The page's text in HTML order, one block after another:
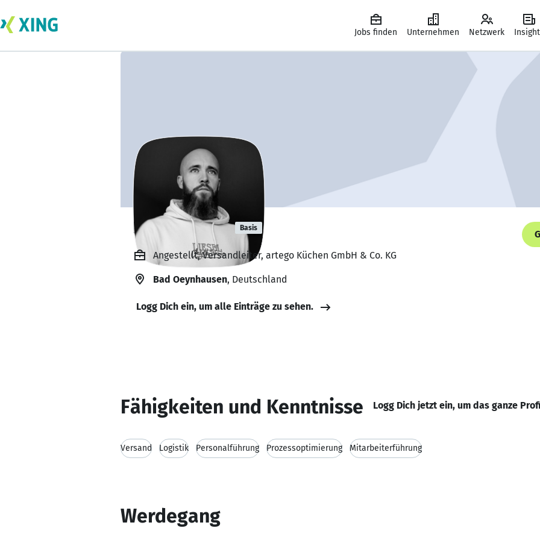
Jobs finden Unternehmen Netzwerk
Daniel Rappl Basis
Angestellt, Versandleiter, artego Küchen GmbH & Co. KG
Bad Oeynhausen, Deutschland
Logg Dich ein, um alle Einträge zu sehen.
Fähigkeiten und Kenntnisse Logg Dich jetzt ein, um das ganze
Versand Logistik Personalführung Prozessoptimierung Mitarbeiterführung
Werdegang